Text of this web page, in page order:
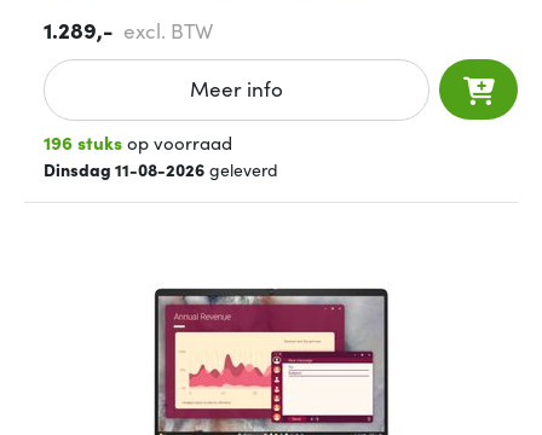
1.289,- excl. BTW
Meer info
196 stuksop voorraad
Dinsdag 11-08-2026 geleverd